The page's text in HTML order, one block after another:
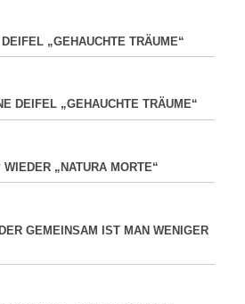
„GEHAUCHTE TRÄUME“
DEIFEL „GEHAUCHTE TRÄUME“
„NATURA MORTE“
GEMEINSAM IST MAN WENIGER